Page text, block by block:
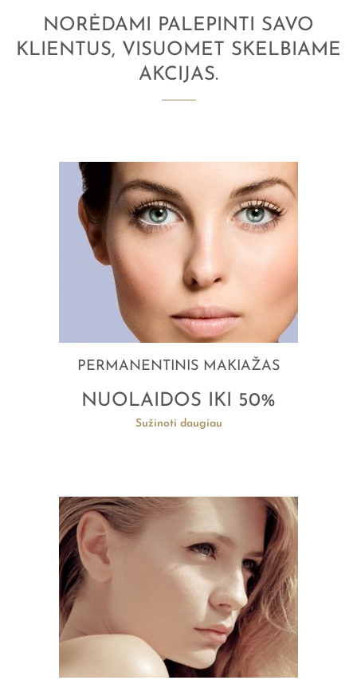
NORĖDAMI PALEPINTI SAVO
KLIENTUS, VISUOMET SKELBIAME
AKCIJAS.
PERMANENTINIS MAKIAŽAS
NUOLAIDOS IKI 50%
Sužinoti daugiau